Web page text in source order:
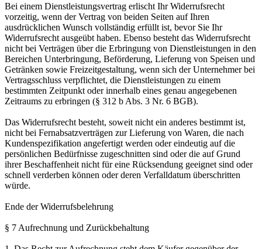
Bei einem Dienstleistungsvertrag erlischt Ihr Widerrufsrecht
vorzeitig, wenn der Vertrag von beiden Seiten auf Ihren
ausdrücklichen Wunsch vollständig erfüllt ist, bevor Sie Ihr
Widerrufsrecht ausgeübt haben. Ebenso besteht das Widerrufsrecht
nicht bei Verträgen über die Erbringung von Dienstleistungen in den
Bereichen Unterbringung, Beförderung, Lieferung von Speisen und
Getränken sowie Freizeitgestaltung, wenn sich der Unternehmer bei
Vertragsschluss verpflichtet, die Dienstleistungen zu einem
bestimmten Zeitpunkt oder innerhalb eines genau angegebenen
Zeitraums zu erbringen (§ 312 b Abs. 3 Nr. 6 BGB).
Das Widerrufsrecht besteht, soweit nicht ein anderes bestimmt ist,
nicht bei Fernabsatzverträgen zur Lieferung von Waren, die nach
Kundenspezifikation angefertigt werden oder eindeutig auf die
persönlichen Bedürfnisse zugeschnitten sind oder die auf Grund
ihrer Beschaffenheit nicht für eine Rücksendung geeignet sind oder
schnell verderben können oder deren Verfalldatum überschritten
würde.
Ende der Widerrufsbelehrung
§ 7 Aufrechnung und Zurückbehaltung